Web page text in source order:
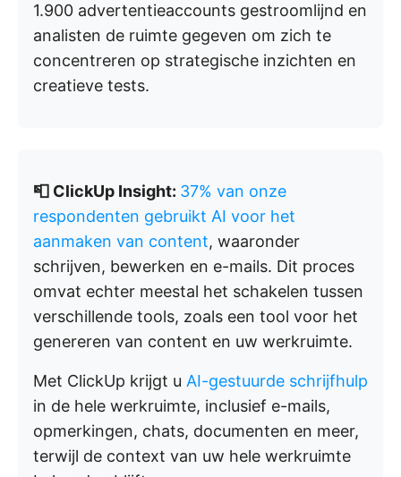
1.900 advertentieaccounts gestroomlijnd en
analisten de ruimte gegeven om zich te
concentreren op strategische inzichten en
creatieve tests.
📮 ClickUp Insight: 37% van onze
respondenten gebruikt AI voor het
aanmaken van content, waaronder
schrijven, bewerken en e-mails. Dit proces
omvat echter meestal het schakelen tussen
verschillende tools, zoals een tool voor het
genereren van content en uw werkruimte.
Met ClickUp krijgt u AI-gestuurde schrijfhulp
in de hele werkruimte, inclusief e-mails,
opmerkingen, chats, documenten en meer,
terwijl de context van uw hele werkruimte